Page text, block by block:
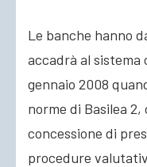
ACCEDI
Le banche hanno
accadrà al
gennaio 2008
norme di Basilea
concessione di
procedure